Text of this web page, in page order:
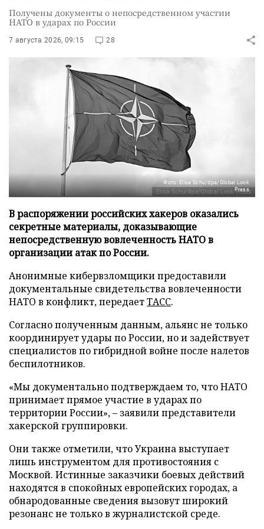
Получены документы о непосредственном участии
НАТО в ударах по России
7 августа 2026, 09:15 28
Фото: Elisa Schu/dpa/Global Look
Press
В распоряжении российских хакеров оказались
секретные материалы, доказывающие
непосредственную вовлеченность НАТО в
организации атак по России.
Анонимные кибервзломщики предоставили
документальные свидетельства вовлеченности
НАТО в конфликт, передаетТАСС.
Согласно полученным данным, альянс не только
координирует удары по России, но и задействует
специалистов по гибридной войне после налетов
беспилотников.
«Мы документально подтверждаем то, что НАТО
принимает прямое участие в ударах по
территории России», – заявили представители
хакерской группировки.
Они также отметили, что Украина выступает
лишь инструментом для противостояния с
Москвой. Истинные заказчики боевых действий
находятся в спокойных европейских городах, а
обнародованные сведения вызовут широкий
резонанс не только в журналистской среде.